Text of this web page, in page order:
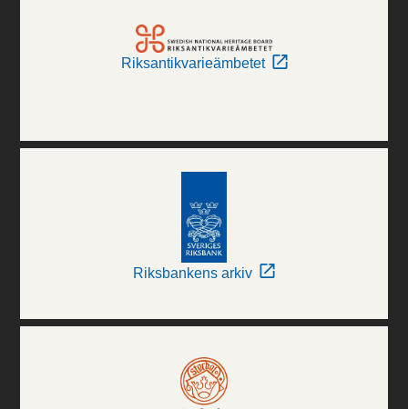
Riksantikvarieämbetet
Riksbankens arkiv